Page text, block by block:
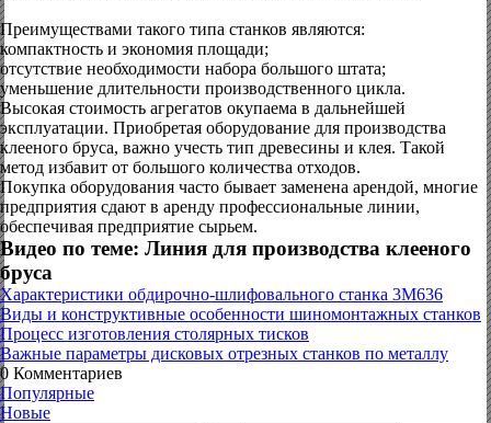
Преимуществами такого типа станков являются:
компактность и экономия площади;
отсутствие необходимости набора большого штата;
уменьшение длительности производственного цикла.
Высокая стоимость агрегатов окупаема в дальнейшей
эксплуатации. Приобретая оборудование для производства
клееного бруса, важно учесть тип древесины и клея. Такой
метод избавит от большого количества отходов.
Покупка оборудования часто бывает заменена арендой, многие
предприятия сдают в аренду профессиональные линии,
обеспечивая предприятие сырьем.
Видео по теме: Линия для производства клееного
бруса
Характеристики обдирочно-шлифовального станка 3М636
Виды и конструктивные особенности шиномонтажных станков
Процесс изготовления столярных тисков
Важные параметры дисковых отрезных станков по металлу
0 Комментариев
Популярные
Новые